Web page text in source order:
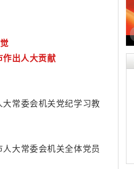
作出人大贡献
常委会机关党纪学习教
大常委会机关全体党员